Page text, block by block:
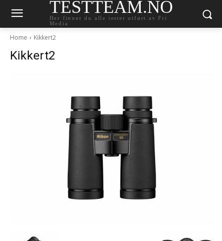
TESTTEAM.NO
Her finner du alle tester utført av Fri
Media
Home Kikkert2
Kikkert2